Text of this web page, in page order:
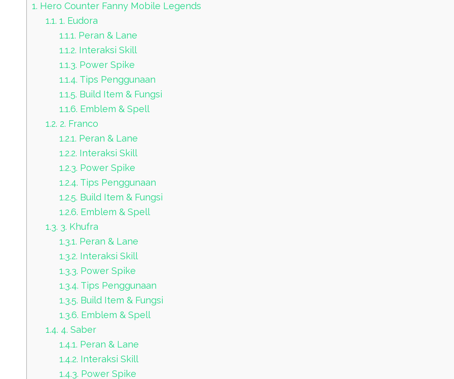
1. Hero Counter Fanny Mobile Legends
1.1. 1. Eudora
1.1.1. Peran & Lane
1.1.2. Interaksi Skill
1.1.3. Power Spike
1.1.4. Tips Penggunaan
1.1.5. Build Item & Fungsi
1.1.6. Emblem & Spell
1.2. 2. Franco
1.2.1. Peran & Lane
1.2.2. Interaksi Skill
1.2.3. Power Spike
1.2.4. Tips Penggunaan
1.2.5. Build Item & Fungsi
1.2.6. Emblem & Spell
1.3. 3. Khufra
1.3.1. Peran & Lane
1.3.2. Interaksi Skill
1.3.3. Power Spike
1.3.4. Tips Penggunaan
1.3.5. Build Item & Fungsi
1.3.6. Emblem & Spell
1.4. 4. Saber
1.4.1. Peran & Lane
1.4.2. Interaksi Skill
1.4.3. Power Spike